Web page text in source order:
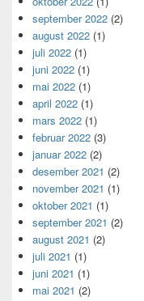
september 2022 (2)
august 2022 (1)
juli 2022 (1)
juni 2022 (1)
mai 2022 (1)
april 2022 (1)
mars 2022 (1)
februar 2022 (3)
januar 2022 (2)
desember 2021 (2)
november 2021 (1)
oktober 2021 (1)
september 2021 (2)
august 2021 (2)
juli 2021 (1)
juni 2021 (1)
mai 2021 (2)